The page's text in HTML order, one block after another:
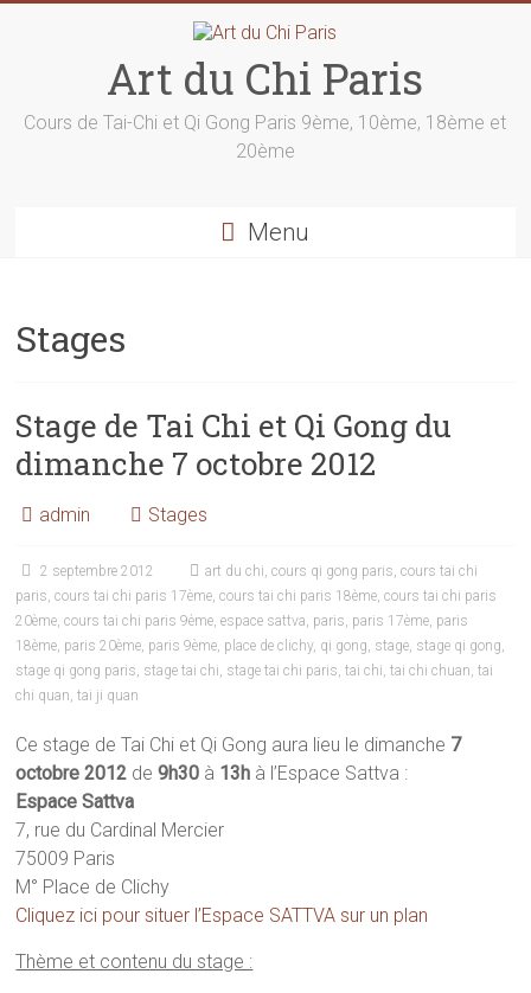
Art du Chi Paris
Cours de Tai-Chi et Qi Gong Paris 9ème, 10ème, 18ème et
20ème
Menu
Stages
Stage de Tai Chi et Qi Gong du
dimanche 7 octobre 2012
admin Stages
2 septembre 2012 art du chi,cours qi gong paris,cours tai chi
paris,cours tai chi paris 17ème,cours tai chi paris 18ème,cours tai chi paris
20ème,cours tai chi paris 9ème,espace sattva, paris, paris 17ème, paris
18ème, paris 20ème, paris 9ème, place de clichy, qi gong, stage, stage qi gong,
stage qi gong paris, stage tai chi, stage tai chi paris,tai chi,tai chi chuan,tai
chi quan,tai ji quan
Ce stage de Tai Chi et Qi Gong aura lieu le dimanche 7
octobre 2012 de9h30 à 13h à l’Espace Sattva :
Espace Sattva
7, rue du Cardinal Mercier
75009 Paris
M° Place de Clichy
Cliquez ici pour situer l’Espace SATTVA sur un plan
Thème et contenu du stage :